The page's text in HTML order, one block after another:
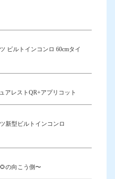
ビルトインコンロ 60cmタイ
アレストQR+アプリコット
新型ビルトインコンロ
の向こう側〜